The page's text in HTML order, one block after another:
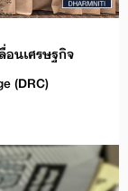
อนเศรษฐกิจ
(DRC)